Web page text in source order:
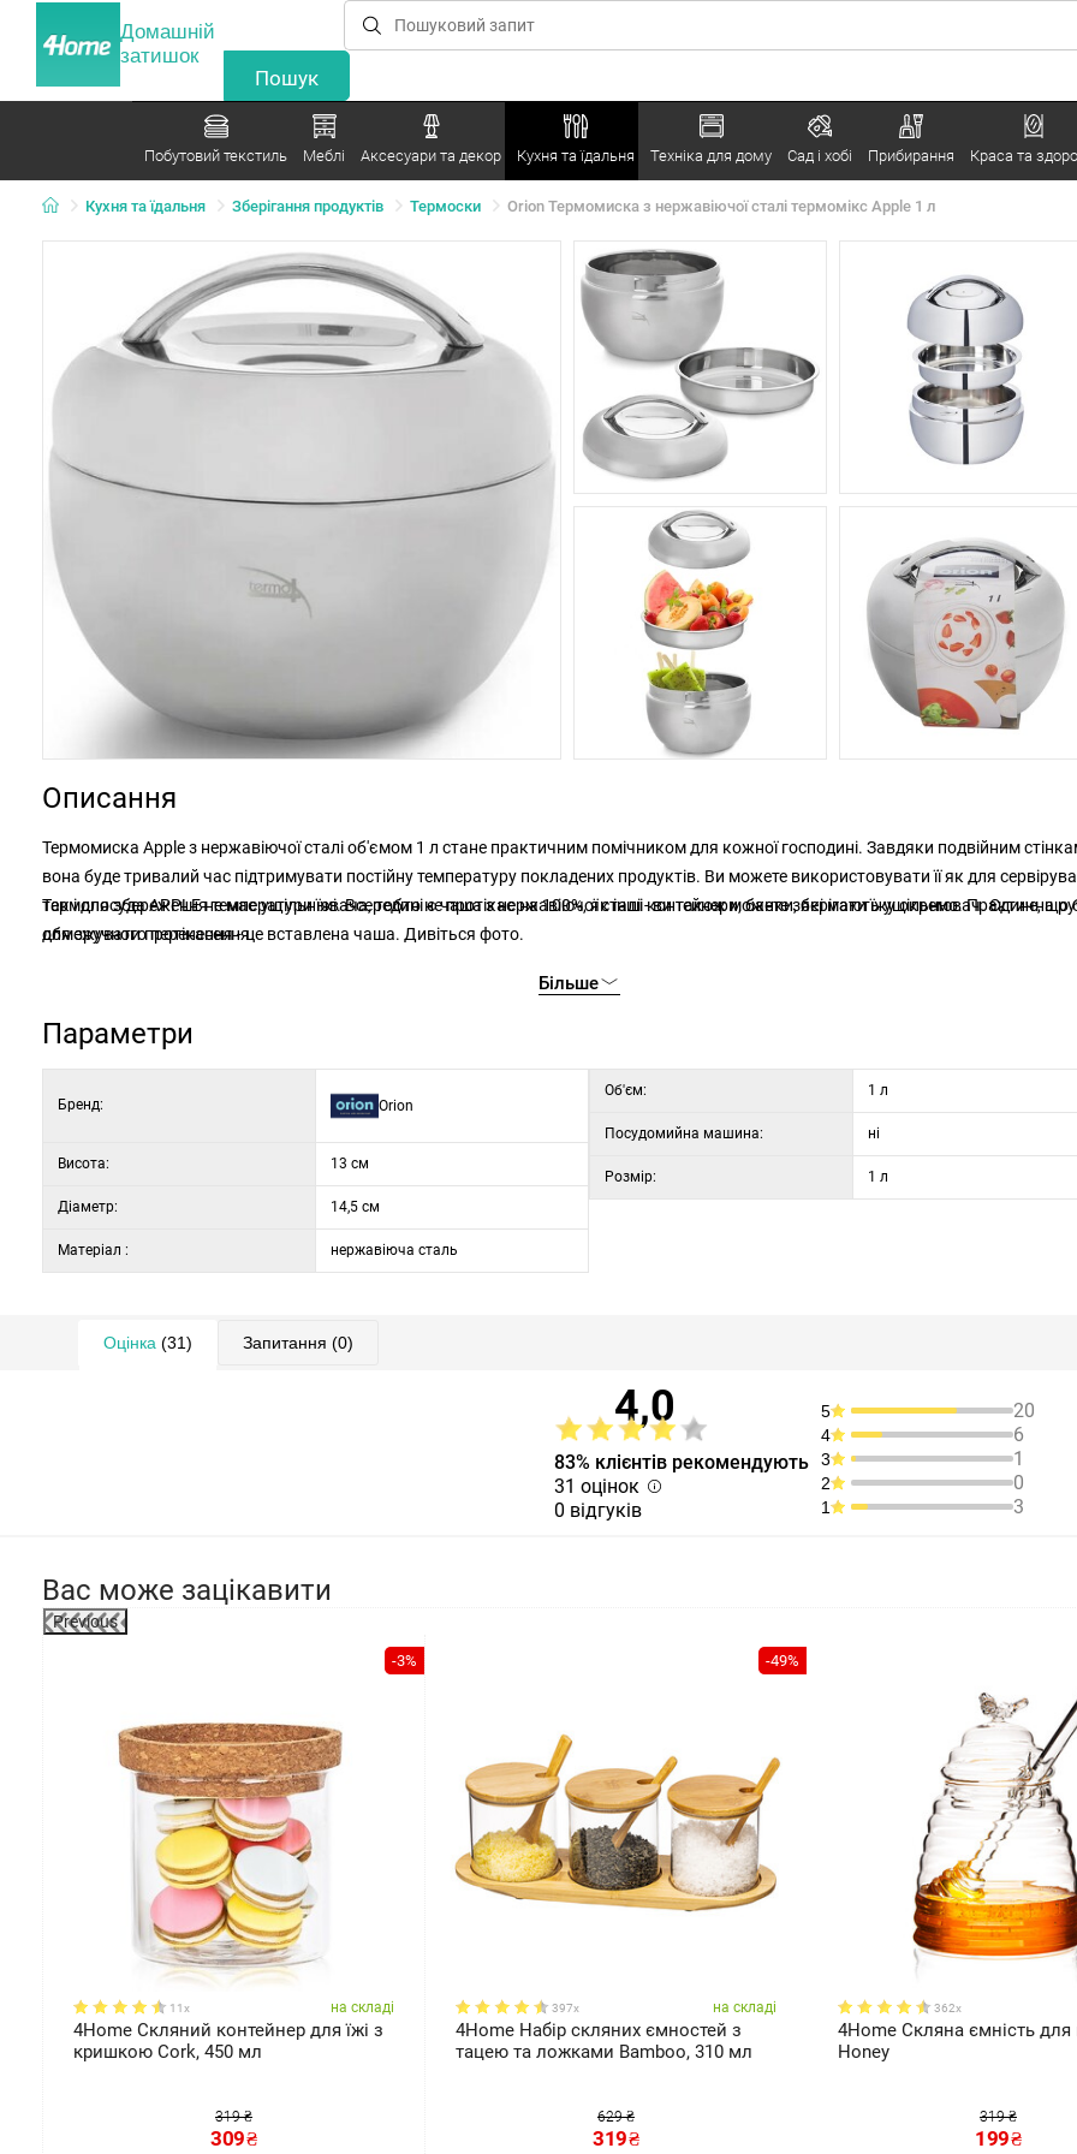
Домашній
затишок
Побутовий текстиль Меблі Аксесуари та декор Кухня та їдальня Техніка для дому Сад і хобі Прибирання Краса та
Кухня та їдальня Зберігання продуктів Термоски Orion Термомиска з нержавіючої сталі термомікс Apple 1 л
Описання
Термомиска Apple з нержавіючої сталі об'ємом 1 л стане практичним помічником для кожної господині. Завдяки подвійним
вона буде тривалий час підтримувати постійну температуру покладених продуктів. Ви можете використовувати її як для
так і для збереження температури їжі. Всередині є чаша з нержавіючої сталі - ви також можете зберігати їжу окремо. Практична
для зручного перенесення.
Термопосуда APPLE не має ущільнювача, тобто не протікає на 100%, як інші контейнери, банки, які мають ущільнювач. Єдине, що
обмежувати протікання - це вставлена чаша. Дивіться фото.
Більше
Параметри
Бренд: Orion
Висота: 13 см
Діаметр: 14,5 см
Матеріал : нержавіюча сталь
Об'єм: 1 л
Посудомийна машина: ні
Розмір: 1 л
Оцінка (31) Запитання (0)
4,0
83% клієнтів рекомендують
31 оцінок
0 відгуків
5 20
4 6
3 1
2 0
1 3
Вас може зацікавити
Previous
-3%
11x на складі
4Home Скляний контейнер для їжі з
кришкою Cork, 450 мл
319 ₴
309₴
-49%
397x на складі
4Home Набір скляних ємностей з
тацею та ложками Bamboo, 310 мл
629 ₴
319₴
362x
4Home Скляна ємність для
Honey
319 ₴
199₴